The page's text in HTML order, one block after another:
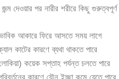
দেওয়ার পর নারীর শরীরে কিছু
আকারে ফিরে আসতে সময় লাগে
কাটের কারণে ব্যথা থাকতে পারে
কয়েক সপ্তাহ পর্যন্ত চলতে পারে